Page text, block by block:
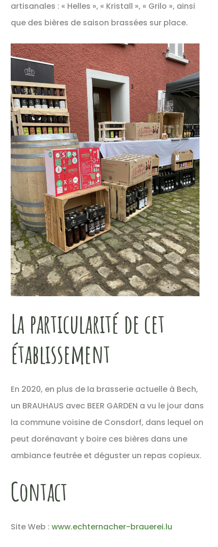
artisanales : « Helles », « Kristall », « Grilo », ainsi
que des bières de saison brassées sur place.
La particularité de cet
établissement
En 2020, en plus de la brasserie actuelle à Bech,
un BRAUHAUS avec BEER GARDEN a vu le jour dans
la commune voisine de Consdorf, dans lequel on
peut dorénavant y boire ces bières dans une
ambiance feutrée et déguster un repas copieux.
Contact
Site Web :www.echternacher-brauerei.lu